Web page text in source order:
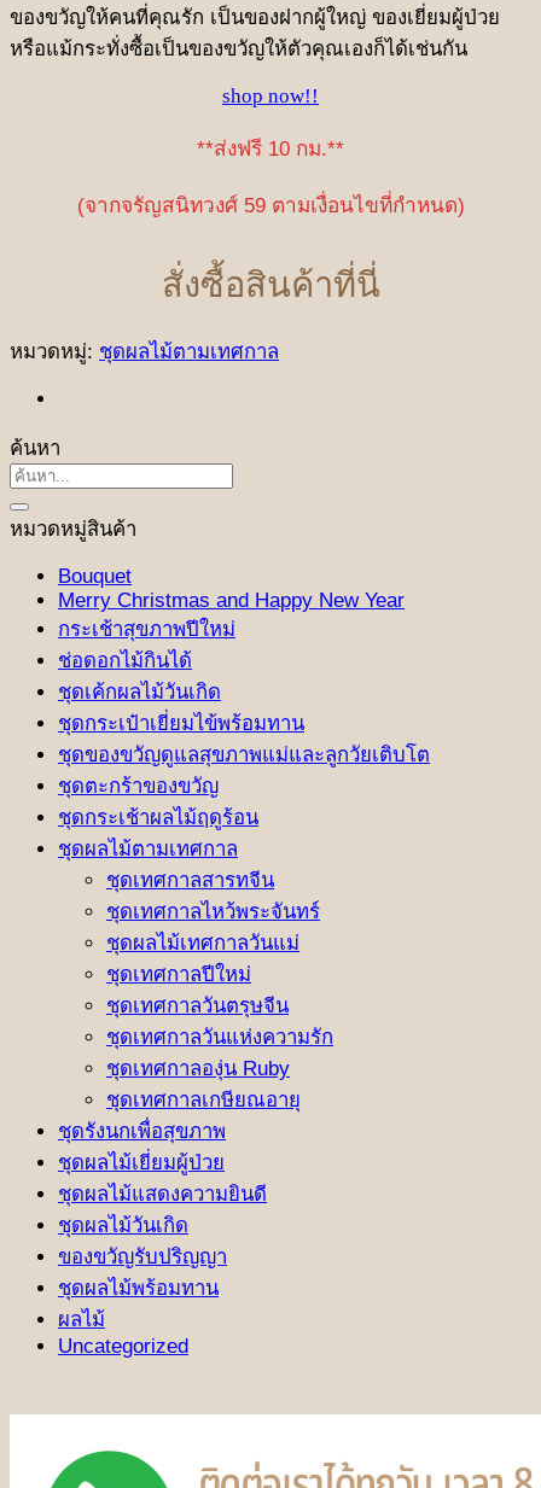
ของขวัญให้คนที่คุณรัก เป็นของฝากผู้ใหญ่ ของเยี่ยมผู้ป่วย
หรือแม้กระทั่งซื้อเป็นของขวัญให้ตัวคุณเองก็ได้เช่นกัน
shop now!!
**ส่งฟรี 10 กม.**
(จากจรัญสนิทวงศ์ 59 ตามเงื่อนไขที่กำหนด)
สั่งซื้อสินค้าที่นี่
หมวดหมู่: ชุดผลไม้ตามเทศกาล
ค้นหา
ค้นหา:
หมวดหมู่สินค้า
Bouquet
Merry Christmas and Happy New Year
กระเช้าสุขภาพปีใหม่
ช่อดอกไม้กินได้
ชุดเค้กผลไม้วันเกิด
ชุดกระเป๋าเยี่ยมไข้พร้อมทาน
ชุดของขวัญดูแลสุขภาพแม่และลูกวัยเติบโต
ชุดตะกร้าของขวัญ
ชุดกระเช้าผลไม้ฤดูร้อน
ชุดผลไม้ตามเทศกาล
ชุดเทศกาลสารทจีน
ชุดเทศกาลไหว้พระจันทร์
ชุดผลไม้เทศกาลวันแม่
ชุดเทศกาลปีใหม่
ชุดเทศกาลวันตรุษจีน
ชุดเทศกาลวันแห่งความรัก
ชุดเทศกาลองุ่น Ruby
ชุดเทศกาลเกษียณอายุ
ชุดรังนกเพื่อสุขภาพ
ชุดผลไม้เยี่ยมผู้ป่วย
ชุดผลไม้แสดงความยินดี
ชุดผลไม้วันเกิด
ของขวัญรับปริญญา
ชุดผลไม้พร้อมทาน
ผลไม้
Uncategorized